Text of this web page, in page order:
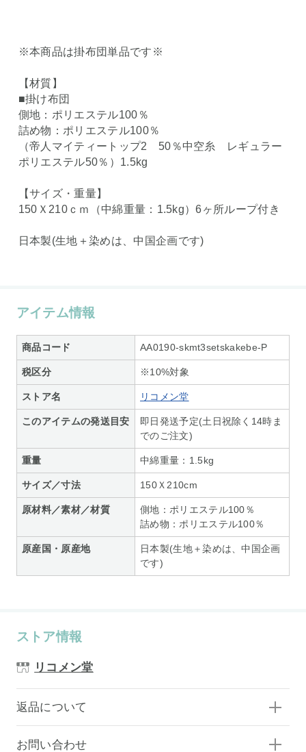
※本商品は掛布団単品です※
【材質】
■掛け布団
側地：ポリエステル100％
詰め物：ポリエステル100％
（帝人マイティートップ2 50％中空糸 レギュラー
ポリエステル50％）1.5kg
【サイズ・重量】
150Ｘ210ｃｍ（中綿重量：1.5kg）6ヶ所ループ付き
日本製(生地＋染めは、中国企画です)
アイテム情報
商品コード AA0190-skmt3setskakebe-P
税区分 ※10%対象
ストア名 リコメン堂
このアイテムの発送目安
即日発送予定(土日祝除く14時ま
でのご注文)
重量 中綿重量：1.5kg
サイズ／寸法 150Ｘ210cm
原材料／素材／材質
側地：ポリエステル100％
詰め物：ポリエステル100％
原産国・原産地
日本製(生地＋染めは、中国企画
です)
ストア情報
リコメン堂
返品について
お問い合わせ